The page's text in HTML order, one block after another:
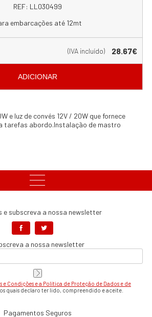
REF: LL030499
embarcações até 12mt
(IVA incluído) 28.67€
ADICIONAR
e luz de convés 12V / 20W que fornece
tarefas abordo.Instalação de mastro
e subscreva a nossa newsletter
a nossa newsletter
e Condições e a Política de Proteção de Dados e de
quais declaro ter lido, compreendido e aceite.
Pagamentos Seguros